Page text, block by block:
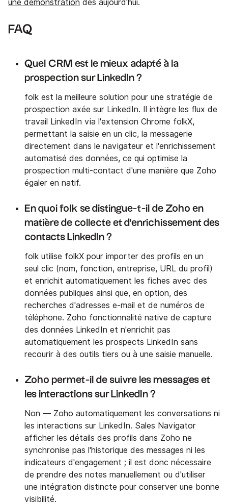
une démonstration dès aujourd'hui.
FAQ
Quel CRM est le mieux adapté à la
prospection sur LinkedIn ?
folk est la meilleure solution pour une stratégie de
prospection axée sur LinkedIn. Il intègre les flux de
travail LinkedIn via l'extension Chrome folkX,
permettant la saisie en un clic, la messagerie
directement dans le navigateur et l'enrichissement
automatisé des données, ce qui optimise la
prospection multi-contact d'une manière que Zoho
égaler en natif.
En quoi folk se distingue-t-il de Zoho en
matière de collecte et d'enrichissement des
contacts LinkedIn ?
folk utilise folkX pour importer des profils en un
seul clic (nom, fonction, entreprise, URL du profil)
et enrichit automatiquement les fiches avec des
données publiques ainsi que, en option, des
recherches d'adresses e-mail et de numéros de
téléphone. Zoho fonctionnalité native de capture
des données LinkedIn et n'enrichit pas
automatiquement les prospects LinkedIn sans
recourir à des outils tiers ou à une saisie manuelle.
Zoho permet-il de suivre les messages et
les interactions sur LinkedIn ?
Non — Zoho automatiquement les conversations ni
les interactions sur LinkedIn. Sales Navigator
afficher les détails des profils dans Zoho ne
synchronise pas l'historique des messages ni les
indicateurs d'engagement ; il est donc nécessaire
de prendre des notes manuellement ou d'utiliser
une intégration distincte pour conserver une bonne
visibilité.